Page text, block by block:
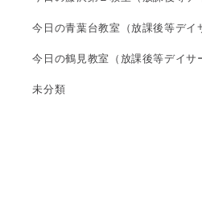
今日の青葉台教室（放課後等デイ
今日の鶴見教室（放課後等デイサ
未分類